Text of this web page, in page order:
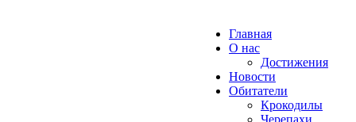
Главная
О нас
Достижения
Новости
Обитатели
Крокодилы
Черепахи